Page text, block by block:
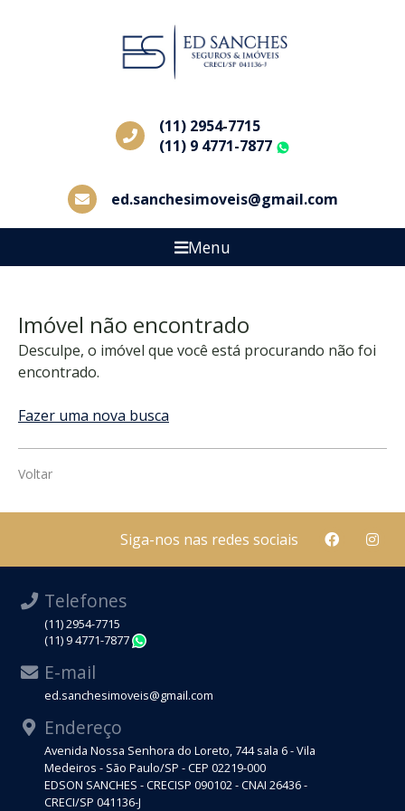
(11) 2954-7715
(11) 9 4771-7877
ed.sanchesimoveis@gmail.com
Menu
Imóvel não encontrado
Desculpe, o imóvel que você está procurando não foi
encontrado.
Fazer uma nova busca
Voltar
Siga-nos nas redes sociais
Telefones
(11) 2954-7715
(11) 9 4771-7877
E-mail
ed.sanchesimoveis@gmail.com
Endereço
Avenida Nossa Senhora do Loreto, 744 sala 6 - Vila
Medeiros - São Paulo/SP - CEP 02219-000
EDSON SANCHES - CRECISP 090102 - CNAI 26436 -
CRECI/SP 041136-J